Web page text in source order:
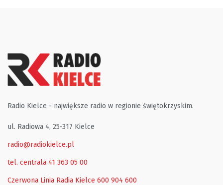
Radio Kielce - największe radio w regionie świętokrzyskim.
ul. Radiowa 4, 25-317 Kielce
radio@radiokielce.pl
tel. centrala 41 363 05 00
Czerwona Linia Radia Kielce 600 904 600